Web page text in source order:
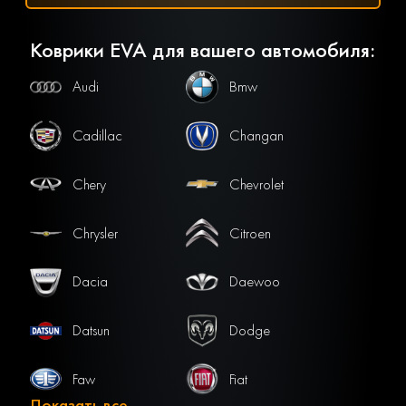
Коврики EVA для вашего автомобиля:
Audi Bmw
Cadillac Changan
Chery Chevrolet
Chrysler Citroen
Dacia Daewoo
Datsun Dodge
Faw Fiat